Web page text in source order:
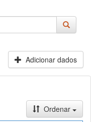
Adicionar dados
Ordenar